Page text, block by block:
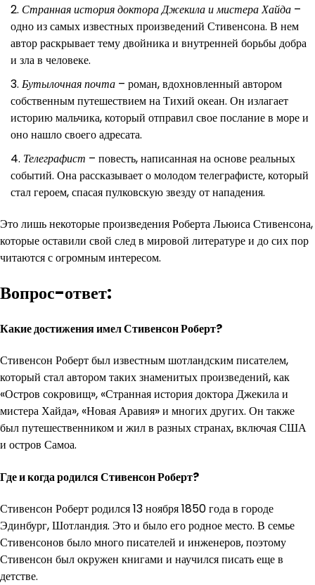
Странная история доктора Джекила и мистера Хайда –
одно из самых известных произведений Стивенсона. В нем
автор раскрывает тему двойника и внутренней борьбы добра
и зла в человеке.
Бутылочная почта – роман, вдохновленный автором
собственным путешествием на Тихий океан. Он излагает
историю мальчика, который отправил свое послание в море и
оно нашло своего адресата.
Телеграфист – повесть, написанная на основе реальных
событий. Она рассказывает о молодом телеграфисте, который
стал героем, спасая пулковскую звезду от нападения.
Это лишь некоторые произведения Роберта Льюиса Стивенсона,
которые оставили свой след в мировой литературе и до сих пор
читаются с огромным интересом.
Вопрос-ответ:
Какие достижения имел Стивенсон Роберт?
Стивенсон Роберт был известным шотландским писателем,
который стал автором таких знаменитых произведений, как
«Остров сокровищ», «Странная история доктора Джекила и
мистера Хайда», «Новая Аравия» и многих других. Он также
был путешественником и жил в разных странах, включая США
и остров Самоа.
Где и когда родился Стивенсон Роберт?
Стивенсон Роберт родился 13 ноября 1850 года в городе
Эдинбург, Шотландия. Это и было его родное место. В семье
Стивенсонов было много писателей и инженеров, поэтому
Стивенсон был окружен книгами и научился писать еще в
детстве.